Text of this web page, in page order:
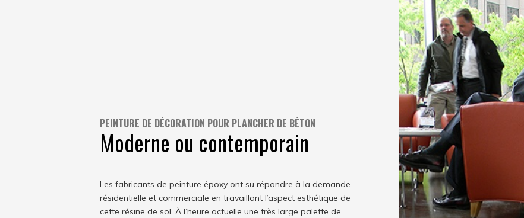
PEINTURE DE DÉCORATION POUR PLANCHER DE BÉTON
Moderne ou contemporain
Les fabricants de peinture époxy ont su répondre à la demande
résidentielle et commerciale en travaillant l’aspect esthétique de
cette résine de sol. À l’heure actuelle une très large palette de